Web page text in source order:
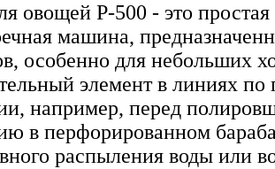
овощей P-500 - это
машина,
особенно для небольших
элемент в линиях по
например, перед
в перфорированном
распыления воды или